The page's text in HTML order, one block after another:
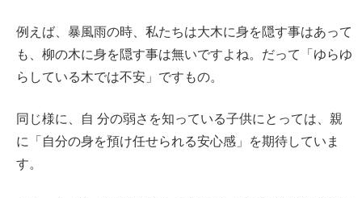
例えば、暴風雨の時、私たちは大木に身を隠す事はあって
も、柳の木に身を隠す事は無いですよね。だって「ゆらゆ
らしている木では不安」ですもの。
同じ様に、自 分の弱さを知っている子供にとっては、親
に「自分の身を預け任せられる安心感」を期待していま
す。